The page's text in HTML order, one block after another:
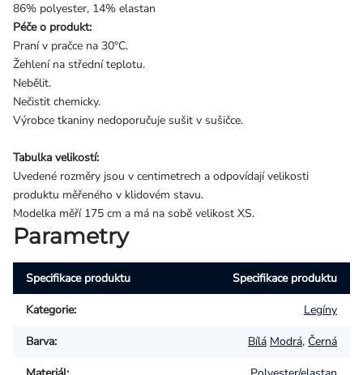
86% polyester, 14% elastan
Péče o produkt:
Praní v pračce na 30°C.
Žehlení na střední teplotu.
Nebělit.
Nečistit chemicky.
Výrobce tkaniny nedoporučuje sušit v sušičce.
Tabulka velikostí:
Uvedené rozměry jsou v centimetrech a odpovídají velikosti
produktu měřeného v klidovém stavu.
Modelka měří 175 cm a má na sobě velikost XS.
Parametry
Specifikace produktu Specifikace produktu
Kategorie: Legíny
Barva: Bílá Modrá, Černá